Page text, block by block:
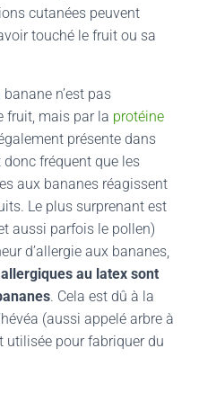
cutanées peuvent
touché le fruit ou sa
n’est pas
fruit, mais par la protéine
présente dans
fréquent que les
aux bananes réagissent
Le plus surprenant est
aussi parfois le pollen)
d’allergie aux bananes,
au latex sont
. Cela est dû à la
(aussi appelé arbre à
utilisée pour fabriquer du